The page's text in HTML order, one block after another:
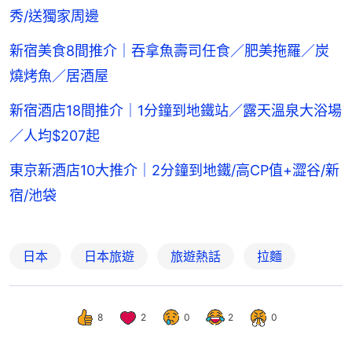
秀/送獨家周邊
新宿美食8間推介｜吞拿魚壽司任食／肥美拖羅／炭
燒烤魚／居酒屋
新宿酒店18間推介｜1分鐘到地鐵站／露天溫泉大浴場
／人均$207起
東京新酒店10大推介｜2分鐘到地鐵/高CP值+澀谷/新
宿/池袋
日本 日本旅遊 旅遊熱話 拉麵
8 2 0 2 0